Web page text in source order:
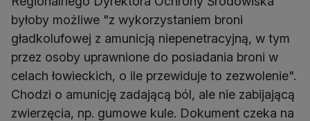
byłoby możliwe "z wykorzystaniem broni
gładkolufowej z amunicją niepenetracyjną, w tym
przez osoby uprawnione do posiadania broni w
celach łowieckich, o ile przewiduje to zezwolenie".
Chodzi o amunicję zadającą ból, ale nie zabijającą
zwierzęcia, np. gumowe kule. Dokument czeka na